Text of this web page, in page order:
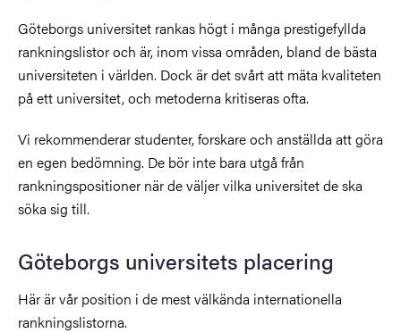
Göteborgs universitet rankas högt i många prestigefyllda
rankningslistor och är, inom vissa områden, bland de bästa
universiteten i världen. Dock är det svårt att mäta kvaliteten
på ett universitet, och metoderna kritiseras ofta.
Vi rekommenderar studenter, forskare och anställda att göra
en egen bedömning. De bör inte bara utgå från
rankningspositioner när de väljer vilka universitet de ska
söka sig till.
Göteborgs universitets placering
Här är vår position i de mest välkända internationella
rankningslistorna.